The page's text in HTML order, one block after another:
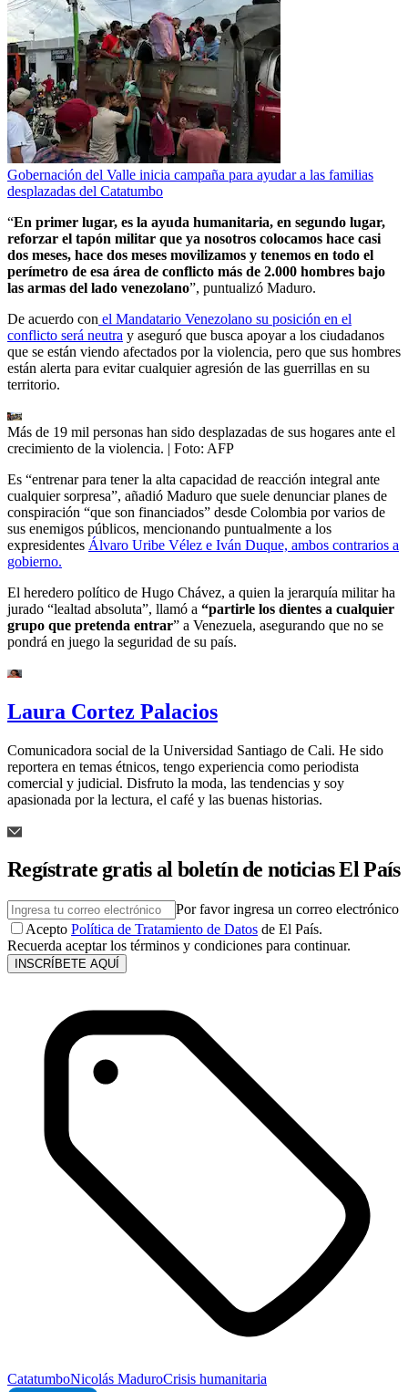
Gobernación del Valle inicia campaña para ayudar a las familias
desplazadas del Catatumbo
“En primer lugar, es la ayuda humanitaria, en segundo lugar,
reforzar el tapón militar que ya nosotros colocamos hace casi
dos meses, hace dos meses movilizamos y tenemos en todo el
perímetro de esa área de conflicto más de 2.000 hombres bajo
las armas del lado venezolano”, puntualizó Maduro.
De acuerdo con el Mandatario Venezolano su posición en el
conflicto será neutra y aseguró que busca apoyar a los ciudadanos
que se están viendo afectados por la violencia, pero que sus hombres
están alerta para evitar cualquier agresión de las guerrillas en su
territorio.
Más de 19 mil personas han sido desplazadas de sus hogares ante el
crecimiento de la violencia. | Foto: AFP
Es “entrenar para tener la alta capacidad de reacción integral ante
cualquier sorpresa”, añadió Maduro que suele denunciar planes de
conspiración “que son financiados” desde Colombia por varios de
sus enemigos públicos, mencionando puntualmente a los
expresidentes Álvaro Uribe Vélez e Iván Duque, ambos contrarios a
gobierno.
El heredero político de Hugo Chávez, a quien la jerarquía militar ha
jurado “lealtad absoluta”, llamó a “partirle los dientes a cualquier
grupo que pretenda entrar” a Venezuela, asegurando que no se
pondrá en juego la seguridad de su país.
Laura Cortez Palacios
Comunicadora social de la Universidad Santiago de Cali. He sido
reportera en temas étnicos, tengo experiencia como periodista
comercial y judicial. Disfruto la moda, las tendencias y soy
apasionada por la lectura, el café y las buenas historias.
Regístrate gratis al boletín de noticias El País
Por favor ingresa un correo electrónico
Acepto Política de Tratamiento de Datos de El País.
Recuerda aceptar los términos y condiciones para continuar.
INSCRÍBETE AQUÍ
CatatumboNicolás MaduroCrisis humanitaria